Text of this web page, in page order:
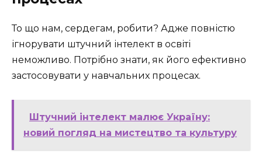
То що нам, сердегам, робити? Адже повністю
ігнорувати штучний інтелект в освіті
неможливо. Потрібно знати, як його ефективно
застосовувати у навчальних процесах.
Штучний інтелект малює Україну:
новий погляд на мистецтво та культуру